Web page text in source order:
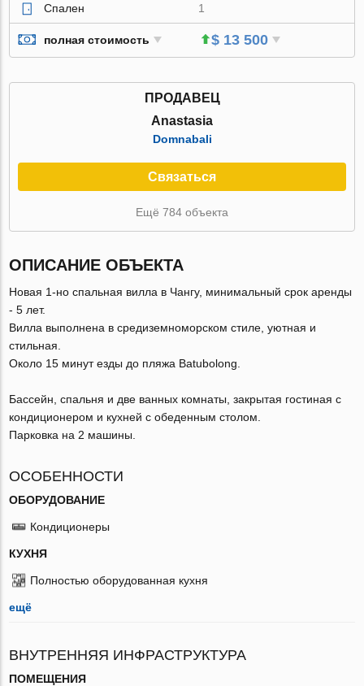
Спален
1
полная стоимость $ 13 500
ПРОДАВЕЦ
Anastasia
Domnabali
Связаться
Ещё 784 объекта
ОПИСАНИЕ ОБЪЕКТА
Новая 1-но спальная вилла в Чангу, минимальный срок аренды
- 5 лет.
Вилла выполнена в средиземноморском стиле, уютная и
стильная.
Около 15 минут езды до пляжа Batubolong.
Бассейн, спальня и две ванных комнаты, закрытая гостиная с
кондиционером и кухней с обеденным столом.
Парковка на 2 машины.
ОСОБЕННОСТИ
ОБОРУДОВАНИЕ
Кондиционеры
КУХНЯ
Полностью оборудованная кухня
ещё
ВНУТРЕННЯЯ ИНФРАСТРУКТУРА
ПОМЕЩЕНИЯ